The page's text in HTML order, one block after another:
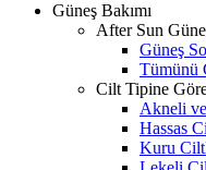
Güneş Bakımı
After Sun
Güneş
Tümünü
Cilt Tipine
Akneli
Hassas
Kuru